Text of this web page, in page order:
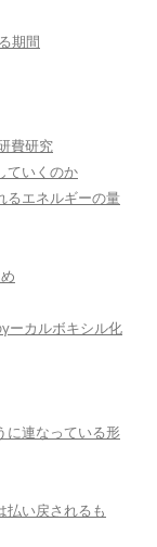
期間
費研究
ていくのか
るエネルギーの量
ーカルボキシル化
に連なっている形
払い戻されるも